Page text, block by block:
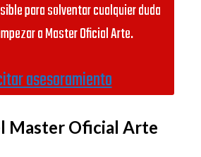
para solventar cualquier duda
a Master Oficial Arte.
asesoramiento
Master Oficial Arte